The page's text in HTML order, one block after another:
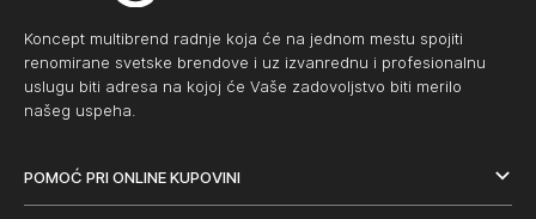
Koncept multibrend radnje koja će na jednom mestu spojiti
renomirane svetske brendove i uz izvanrednu i profesionalnu
uslugu biti adresa na kojoj će Vaše zadovoljstvo biti merilo
našeg uspeha.
POMOĆ PRI ONLINE KUPOVINI